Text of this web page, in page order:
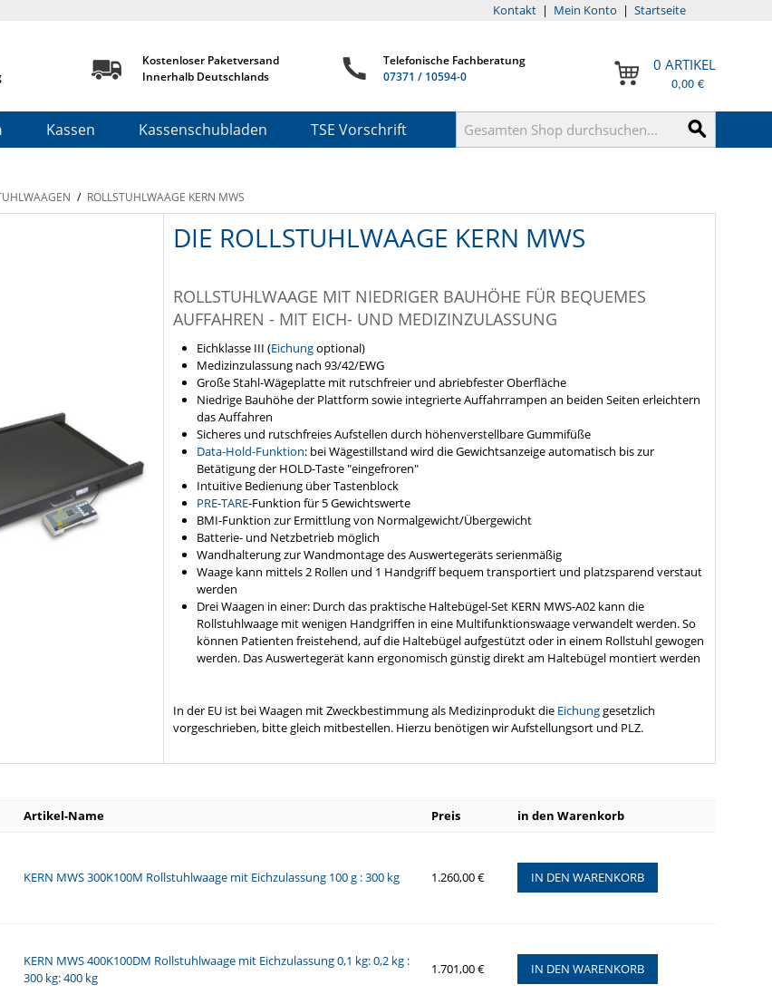
Startseite
|
Mein Konto
|
Kontakt
0 ARTIKEL
0,00 €
Kostenloser Paketversand
Innerhalb Deutschlands
Telefonische Fachberatung
07371 / 10594-0
Kassen Kassenschubladen TSE Vorschrift
/ ROLLSTUHLWAAGE KERN MWS
DIE ROLLSTUHLWAAGE KERN MWS
ROLLSTUHLWAAGE MIT NIEDRIGER BAUHÖHE FÜR BEQUEMES
AUFFAHREN - MIT EICH- UND MEDIZINZULASSUNG
Eichklasse III (Eichungoptional)
Medizinzulassung nach 93/42/EWG
Große Stahl-Wägeplatte mit rutschfreier und abriebfester Oberfläche
Niedrige Bauhöhe der Plattform sowie integrierte Auffahrrampen an beiden Seiten erleichtern
das Auffahren
Sicheres und rutschfreies Aufstellen durch höhenverstellbare Gummifüße
Data-Hold-Funktion: bei Wägestillstand wird die Gewichtsanzeige automatisch bis zur
Betätigung der HOLD-Taste "eingefroren"
Intuitive Bedienung über Tastenblock
PRE-TARE-Funktion für 5 Gewichtswerte
BMI-Funktion zur Ermittlung von Normalgewicht/Übergewicht
Batterie- und Netzbetrieb möglich
Wandhalterung zur Wandmontage des Auswertegeräts serienmäßig
Waage kann mittels 2 Rollen und 1 Handgriff bequem transportiert und platzsparend verstaut
werden
Drei Waagen in einer: Durch das praktische Haltebügel-Set KERN MWS-A02 kann die
Rollstuhlwaage mit wenigen Handgriffen in eine Multifunktionswaage verwandelt werden. So
können Patienten freistehend, auf die Haltebügel aufgestützt oder in einem Rollstuhl gewogen
werden. Das Auswertegerät kann ergonomisch günstig direkt am Haltebügel montiert werden
In der EU ist bei Waagen mit Zweckbestimmung als Medizinprodukt die Eichunggesetzlich
vorgeschrieben, bitte gleich mitbestellen. Hierzu benötigen wir Aufstellungsort und PLZ.
Artikel-Name Preis in den Warenkorb
KERN MWS 300K100M Rollstuhlwaage mit Eichzulassung 100 g : 300 kg 1.260,00 € IN DEN WARENKORB
KERN MWS 400K100DM Rollstuhlwaage mit Eichzulassung 0,1 kg: 0,2 kg :
300 kg: 400 kg
1.701,00 € IN DEN WARENKORB